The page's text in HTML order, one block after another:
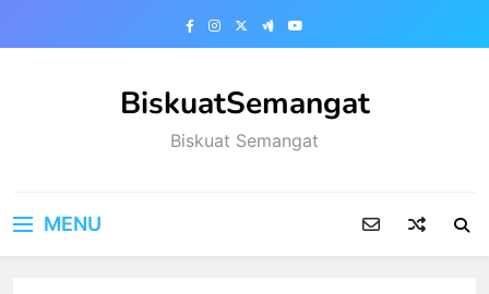
BiskuatSemangat
Biskuat Semangat
MENU